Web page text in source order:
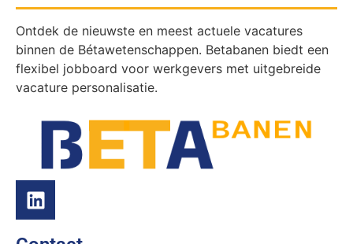
Ontdek de nieuwste en meest actuele vacatures
binnen de Bétawetenschappen. Betabanen biedt een
flexibel jobboard voor werkgevers met uitgebreide
vacature personalisatie.